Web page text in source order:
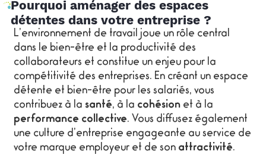
Pourquoi aménager des espaces
détentes dans votre entreprise ?
L’environnement de travail joue un rôle central
dans le bien-être et la productivité des
collaborateurs et constitue un enjeu pour la
compétitivité des entreprises. En créant un espace
détente et bien-être pour les salariés, vous
contribuez à la santé, à la cohésion et à la
performance collective. Vous diffusez également
une culture d’entreprise engageante au service de
votre marque employeur et de son attractivité.